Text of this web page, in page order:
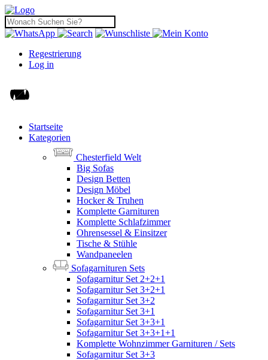
Regestrierung
Log in
Startseite
Kategorien
Chesterfield Welt
Big Sofas
Design Betten
Design Möbel
Hocker & Truhen
Komplette Garnituren
Komplette Schlafzimmer
Ohrensessel & Einsitzer
Tische & Stühle
Wandpaneelen
Sofagarnituren Sets
Sofagarnitur Set 2+2+1
Sofagarnitur Set 3+2+1
Sofagarnitur Set 3+2
Sofagarnitur Set 3+1
Sofagarnitur Set 3+3+1
Sofagarnitur Set 3+3+1+1
Komplette Wohnzimmer Garnituren / Sets
Sofagarnitur Set 3+3